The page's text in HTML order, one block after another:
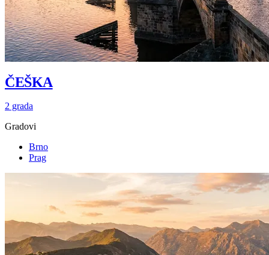
ČEŠKA
2 grada
Gradovi
Brno
Prag